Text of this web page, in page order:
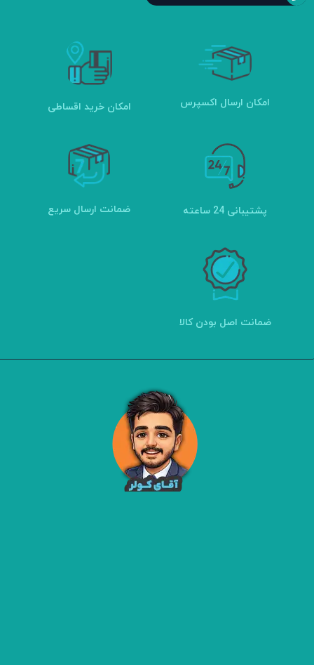
امکان ارسال اکسپرس امکان خرید اقساطی
پشتیبانی 24 ساعته ضمانت ارسال سریع
ضمانت اصل بودن کالا